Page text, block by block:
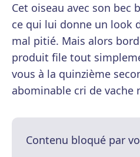
Cet oiseau avec son bec
ce qui lui donne un look
mal pitié. Mais alors
produit file tout
vous à la quinzième
abominable cri de vache
Contenu bloqué par